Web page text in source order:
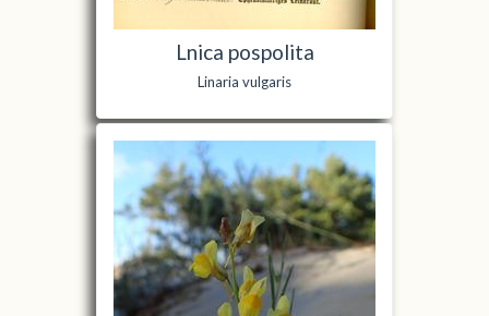
Lnica pospolita
Linaria vulgaris